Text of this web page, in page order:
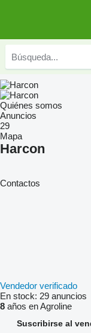
Quiénes somos
Anuncios
29
Mapa
Harcon
Contactos
Vendedor verificado
En stock: 29 anuncios
8 años en Agroline
Suscribirse al